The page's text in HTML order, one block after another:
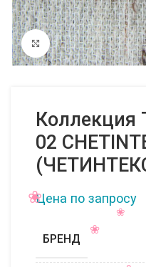
Нажмите, чтобы
Коллекция
02
Цена по запросу
БРЕНД